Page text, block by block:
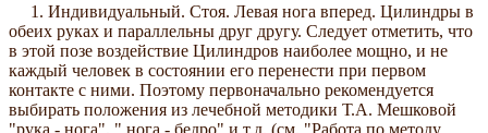
1. Индивидуальный. Стоя. Левая нога вперед. Цилиндры в
обеих руках и параллельны друг другу. Следует отметить, что
в этой позе воздействие Цилиндров наиболее мощно, и не
каждый человек в состоянии его перенести при первом
контакте с ними. Поэтому первоначально рекомендуется
выбирать положения из лечебной методики Т.А. Мешковой
"рука - нога", " нога - бедро" и т.д. (см. "Работа по методу